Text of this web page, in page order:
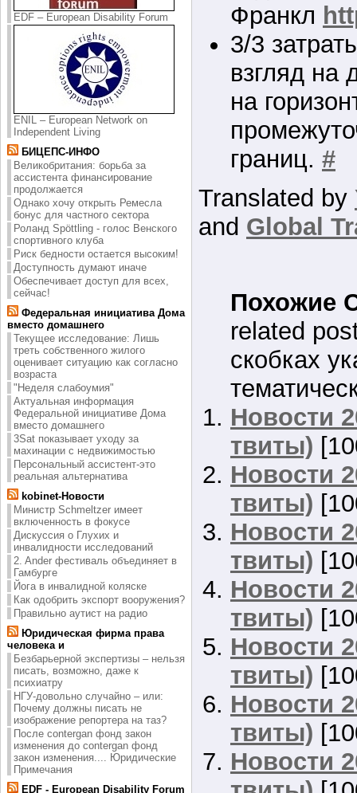
EDF – European Disability Forum
ENIL – European Network on
Independent Living
БИЦЕПС-ИНФО
Великобритания: борьба за
ассистента финансирование
продолжается
Однако хочу открыть Ремесла
бонус для частного сектора
Роланд Spöttling - голос Венского
спортивного клуба
Риск бедности остается высоким!
Доступность думают иначе
Обеспечивает доступ для всех,
сейчас!
Федеральная инициатива Дома
вместо домашнего
Текущее исследование: Лишь
треть собственного жилого
оценивает ситуацию как согласно
возраста
"Неделя слабоумия"
Актуальная информация
Федеральной инициативе Дома
вместо домашнего
3Sat показывает уходу за
махинации с недвижимостью
Персональный ассистент-это
реальная альтернатива
kobinet-Новости
Министр Schmeltzer имеет
включенность в фокусе
Дискуссия о Глухих и
инвалидности исследований
2. Ander фестиваль объединяет в
Гамбурге
Йога в инвалидной коляске
Как одобрить экспорт вооружения?
Правильно аутист на радио
Юридическая фирма права
человека и
Безбарьерной экспертизы – нельзя
писать, возможно, даже к
психиатру
НГУ-довольно случайно – или:
Почему должны писать не
изображение репортера на таз?
После contergan фонд закон
изменения до contergan фонд
закон изменения.... Юридические
Примечания
EDF - European Disability Forum
Франкл
3/3
взгляд на
на
границ. #
Translated by
and Global
Похожие
related
скобках
Новости
твиты)
Новости
твиты)
Новости
твиты)
Новости
твиты)
Новости
твиты)
Новости
твиты)
Новости